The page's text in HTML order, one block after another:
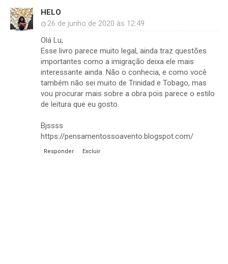
HELO
26 de junho de 2020 às 12:49
Olá Lu,
Esse livro parece muito legal, ainda traz questões
importantes como a imigração deixa ele mais
interessante ainda. Não o conhecia, e como você
também não sei muito de Trinidad e Tobago, mas
vou procurar mais sobre a obra pois parece o estilo
de leitura que eu gosto.
Bjssss
https://pensamentossoavento.blogspot.com/
Responder Excluir